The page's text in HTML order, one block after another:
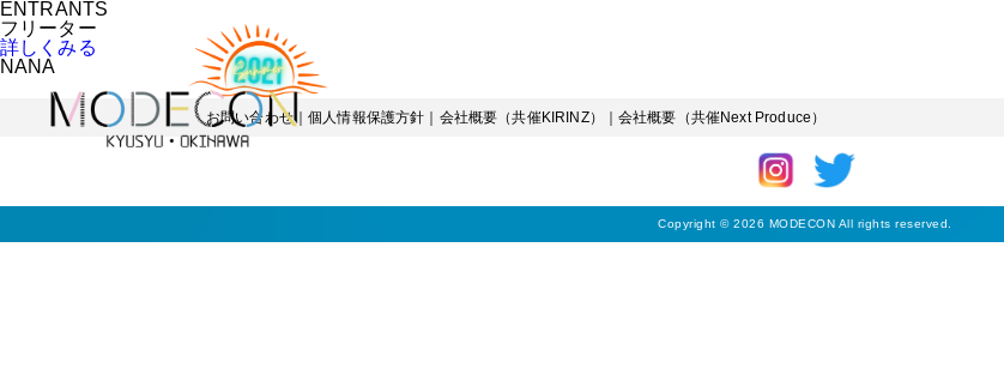
ENTRANTS
フリーター
詳しくみる
NANA
お問い合わせ｜個人情報保護方針 会社概要（共催KIRINZ） ｜会社概要（共催Next Produce）
Copyright © 2026 MODECON All rights reserved.